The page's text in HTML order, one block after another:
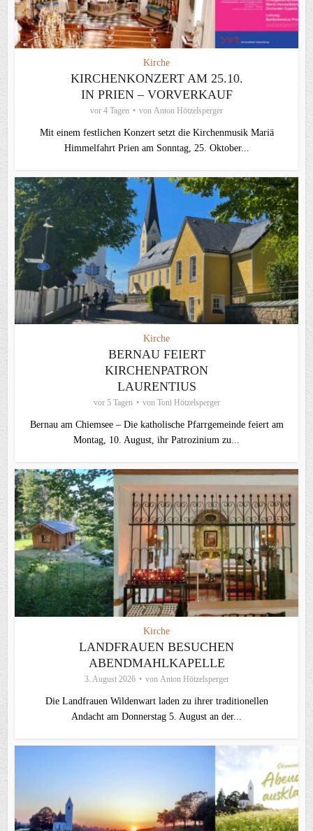
Kirche
KIRCHENKONZERT AM 25.10.
IN PRIEN – VORVERKAUF
vor 4 Tagen von Anton Hötzelsperger
Mit einem festlichen Konzert setzt die Kirchenmusik Mariä
Himmelfahrt Prien am Sonntag, 25. Oktober...
Kirche
BERNAU FEIERT
KIRCHENPATRON
LAURENTIUS
vor 5 Tagen von Toni Hötzelsperger
Bernau am Chiemsee – Die katholische Pfarrgemeinde feiert am
Montag, 10. August, ihr Patrozinium zu...
Kirche
LANDFRAUEN BESUCHEN
ABENDMAHLKAPELLE
3. August 2026 von Anton Hötzelsperger
Die Landfrauen Wildenwart laden zu ihrer traditionellen
Andacht am Donnerstag 5. August an der...